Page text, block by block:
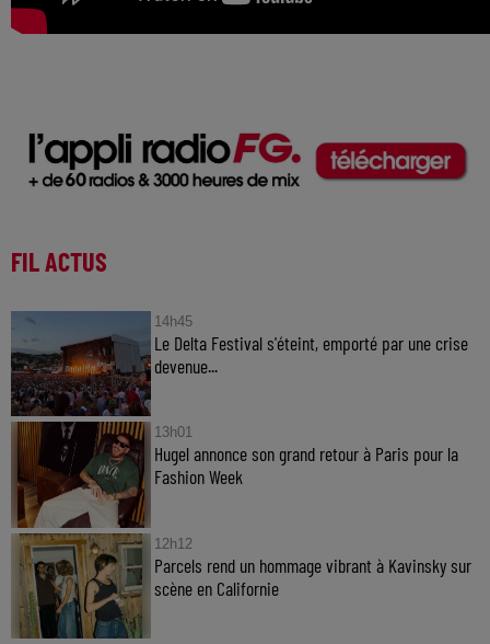
FIL ACTUS
14h45
Le Delta Festival s'éteint, emporté par une crise
devenue...
13h01
Hugel annonce son grand retour à Paris pour la
Fashion Week
12h12
Parcels rend un hommage vibrant à Kavinsky sur
scène en Californie